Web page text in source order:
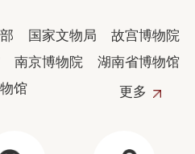
国家文物局
故宫博物院
南京博物院
湖南省博物馆
馆
更多